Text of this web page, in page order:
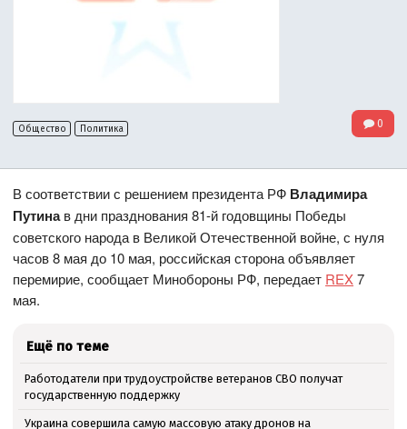
Общество Политика 0
В соответствии с решением президента РФ Владимира
Путинав дни празднования 81-й годовщины Победы
советского народа в Великой Отечественной войне, с нуля
часов 8 мая до 10 мая, российская сторона объявляет
перемирие, сообщает Минобороны РФ, передает REX7
мая.
Ещё по теме
Работодатели при трудоустройстве ветеранов СВО получат
государственную поддержку
Украина совершила самую массовую атаку дронов на